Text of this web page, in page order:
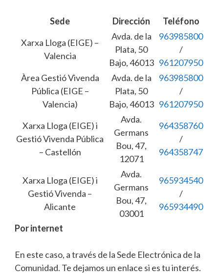
Sede Dirección
Teléfono
Xarxa Lloga (EIGE) –
Valencia
Avda. de la
Plata, 50
Bajo, 46013
963985800
/
961207950
Àrea Gestió Vivenda
Pública (EIGE –
Valencia)
Avda. de la
Plata, 50
Bajo, 46013
963985800
/
961207950
Xarxa Lloga (EIGE) i
Gestió Vivenda Pública
– Castellón
Avda.
Germans
Bou, 47,
12071
964358760
/
964358747
Xarxa Lloga (EIGE) i
Gestió Vivenda –
Alicante
Avda.
Germans
Bou, 47,
03001
965934540
/
965934490
Por internet
En este caso, a través de la Sede Electrónica de la
Comunidad. Te dejamos un enlace si es tu interés.